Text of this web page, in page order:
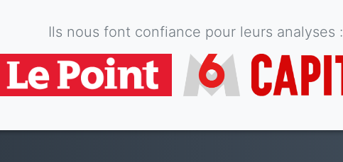
Ils nous font confiance pour leurs analyses :